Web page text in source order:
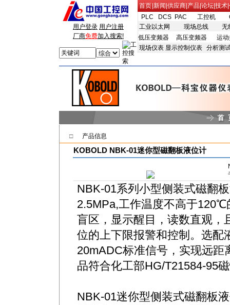
用户登录 用户注册
厂商免费加入搜索!
首页|新闻|供应商|产品|论坛|技术|
PLC
DCS PAC 工控机
工业以太网
现场总线
无
低压变频器
高压变频器
运
现场仪表 显示控制仪表 分析测
□ 产品信息
KOBOLD NBK-01迷你型磁翻板液位计
NBK-01系列小型侧装式磁翻
2.5MPa,工作温度不高于
盲区，显示醒目，读数直观，
位的上下限报警和控制。选配
20mADC标准信号，实现远
品符合化工部HG/T21584-95
NBK-01迷你型侧装式磁翻板